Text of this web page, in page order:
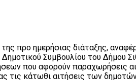
προ ημερήσιας διάταξης,
Συμβουλίου του Δήμου
που αφορούν παραχωρήσεις
τις κάτωθι αιτήσεις των